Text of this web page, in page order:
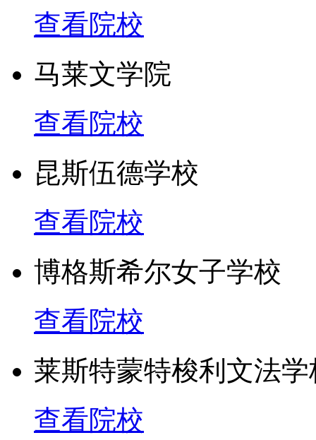
查看院校
马莱文学院
查看院校
昆斯伍德学校
查看院校
博格斯希尔女子学校
查看院校
莱斯特蒙特梭利文法学
查看院校